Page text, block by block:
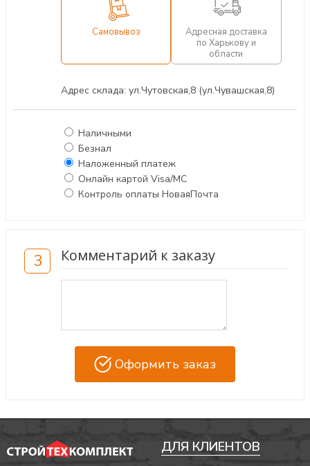
Самовывоз
Адресная доставка
по Харькову и
области
Адрес склада: ул.Чутовская,8 (ул.Чувашская,8)
Наличными
Безнал
Наложенный платеж
Онлайн картой Visa/MC
Контроль оплаты НоваяПочта
3 Комментарий к заказу
Оформить заказ
ДЛЯ КЛИЕНТОВ